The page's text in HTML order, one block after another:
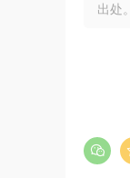
出处。